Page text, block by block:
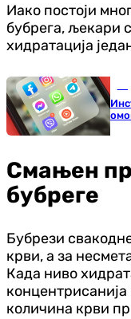
Иако постоји
бубрега, љекари
хидратација
Смањен
бубреге
Бубрези
крви, а за
Када ниво
количина крви